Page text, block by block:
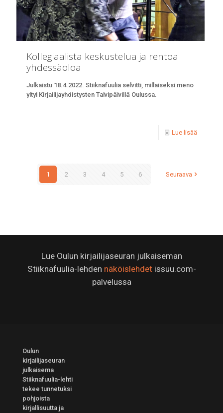
Kollegiaalista keskustelua ja rentoa
yhdessäoloa
Julkaistu 18.4.2022. Stiiknafuulia selvitti, millaiseksi meno
yltyi Kirjailijayhdistysten Talvipäivillä Oulussa.
Lue lisää
1 2 3 4 5 6 Seuraava
Lue Oulun kirjailijaseuran julkaiseman
Stiiknafuulia-lehden näköislehdetissuu.com-
palvelussa
Oulun
kirjailijaseuran
julkaisema
Stiiknafuulia-lehti
tekee tunnetuksi
pohjoista
kirjallisuutta ja